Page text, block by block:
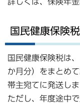
国民健康保険
国民健康保険税は
か月分）をまとめ
帯主宛てに発送しま
ただし、年度途中